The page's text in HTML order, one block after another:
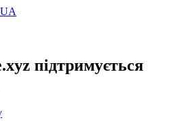
підтримується